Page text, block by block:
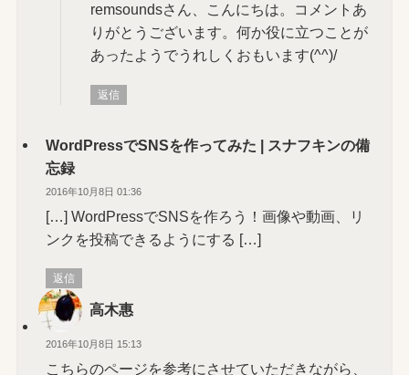
remsoundsさん、こんにちは。コメントあ
りがとうございます。何か役に立つことが
あったようでうれしくおもいます(^^)/
返信
WordPressでSNSを作ってみた | スナフキンの備
忘録
2016年10月8日 01:36
[…] WordPressでSNSを作ろう！画像や動画、リ
ンクを投稿できるようにする […]
返信
高木惠
2016年10月8日 15:13
こちらのページを参考にさせていただきながら、